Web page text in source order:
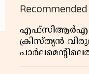
Recommended
എഫ്സിആർഎ
ക്രിസ്ത്യൻ
യഥാർത്ഥ